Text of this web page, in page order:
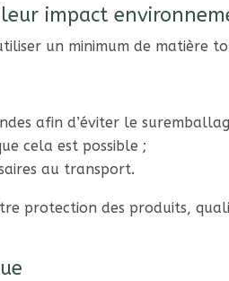
impact
un minimum de matière
afin d’éviter le
cela est possible ;
au transport.
protection des produits,